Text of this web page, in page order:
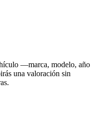
—marca, modelo, año
una valoración sin